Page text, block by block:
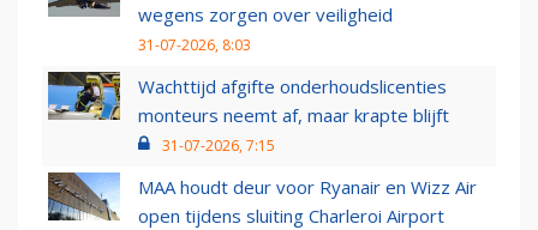
wegens zorgen over veiligheid
31-07-2026, 8:03
Wachttijd afgifte onderhoudslicenties
monteurs neemt af, maar krapte blijft
31-07-2026, 7:15
MAA houdt deur voor Ryanair en Wizz Air
open tijdens sluiting Charleroi Airport